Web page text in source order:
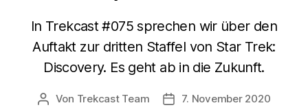
In Trekcast #075 sprechen wir über den
Auftakt zur dritten Staffel von Star Trek:
Discovery. Es geht ab in die Zukunft.
Beitragsautor
Von Trekcast Team Veröffentlichungsdatum
7. November 2020